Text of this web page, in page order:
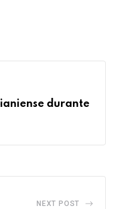
durante
NEXT POST